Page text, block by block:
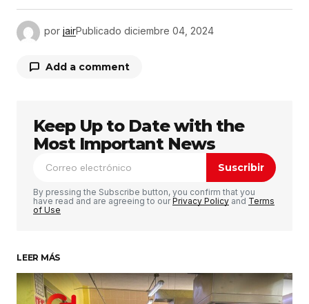
por jairPublicado diciembre 04, 2024
Add a comment
Tu dirección de correo electrónico no será
publicada. Los campos obligatorios están
marcados con*
Comentario *
Su nombre*
Keep Up to Date with the
Most Important News
Suscribir
By pressing the Subscribe button, you confirm that you
have read and are agreeing to ourPrivacy Policy and Terms
of Use
LEER MÁS